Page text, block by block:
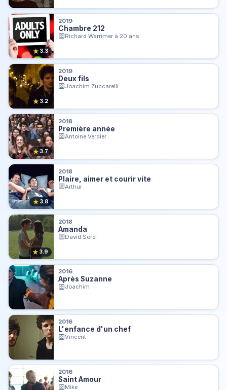
★ 3.3
2019
Chambre 212
Richard Warrimer à 20 ans
★ 3.2
2019
Deux fils
Joachim Zuccarelli
★3.7
2018
Première année
Antoine Verdier
★3.8
2018
Plaire, aimer et courir vite
Arthur
★3.9
2018
Amanda
David Sorel
2016
Après Suzanne
Joachim
2016
L'enfance d'un chef
Vincent
2016
Saint Amour
Mike